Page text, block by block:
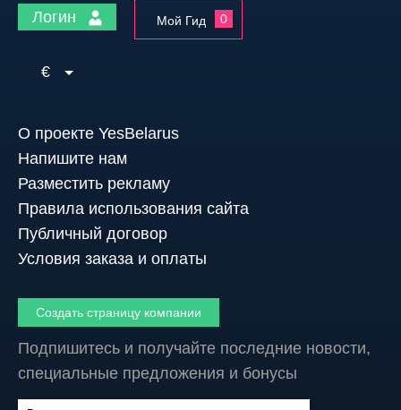
Логин Мой Гид 0
€
О проекте YesBelarus
Напишите нам
Разместить рекламу
Правила использования сайта
Публичный договор
Условия заказа и оплаты
Создать страницу компании
Подпишитесь и получайте последние новости,
специальные предложения и бонусы